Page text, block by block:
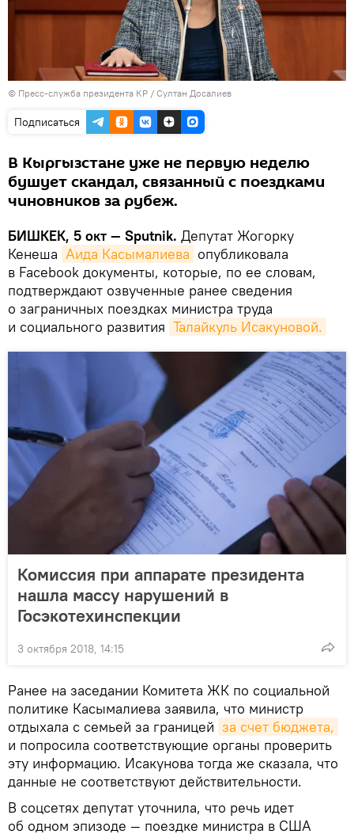
© Пресс-служба президента КР / Султан Досалиев
Подписаться
В Кыргызстане уже не первую неделю
бушует скандал, связанный с поездками
чиновников за рубеж.
БИШКЕК, 5 окт — Sputnik. Депутат Жогорку
Кенеша Аида Касымалиева опубликовала
в Facebook документы, которые, по ее словам,
подтверждают озвученные ранее сведения
о заграничных поездках министра труда
и социального развития Талайкуль Исакуновой.
Комиссия при аппарате президента
нашла массу нарушений в
Госэкотехинспекции
3 октября 2018, 14:15
Ранее на заседании Комитета ЖК по социальной
политике Касымалиева заявила, что министр
отдыхала с семьей за границей за счет бюджета,
и попросила соответствующие органы проверить
эту информацию. Исакунова тогда же сказала, что
данные не соответствуют действительности.
В соцсетях депутат уточнила, что речь идет
об одном эпизоде — поездке министра в США